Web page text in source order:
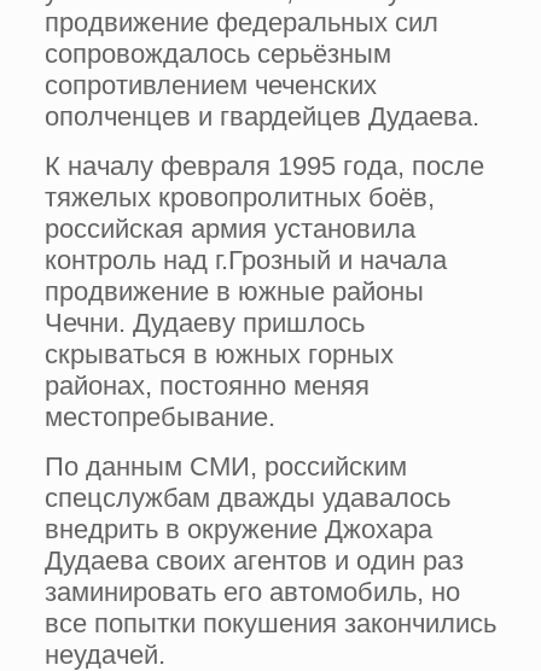
продвижение федеральных сил
сопровождалось серьёзным
сопротивлением чеченских
ополченцев и гвардейцев Дудаева.
К началу февраля 1995 года, после
тяжелых кровопролитных боёв,
российская армия установила
контроль над г.Грозный и начала
продвижение в южные районы
Чечни. Дудаеву пришлось
скрываться в южных горных
районах, постоянно меняя
местопребывание.
По данным СМИ, российским
спецслужбам дважды удавалось
внедрить в окружение Джохара
Дудаева своих агентов и один раз
заминировать его автомобиль, но
все попытки покушения закончились
неудачей.